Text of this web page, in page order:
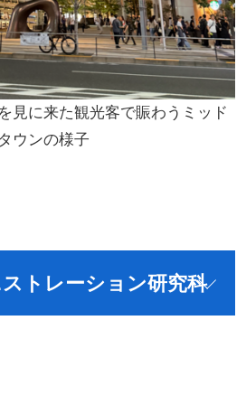
見に来た観光客で賑わうミッド
タウンの様子
トレーション研究科